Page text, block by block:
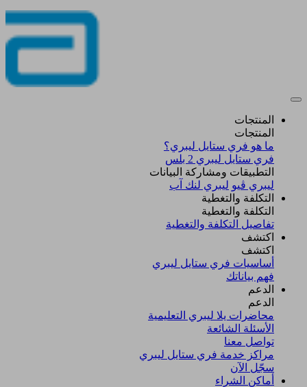
المنتجات
المنتجات
ما هو فري ستايل ليبري؟
فري ستايل ليبري 2 بلس​
التطبيقات ومشاركة البيانات
ليبري ڤيو ليبري لنك آب
التكلفة والتغطية
التكلفة والتغطية
تفاصيل التكلفة والتغطية
اكتشف​
اكتشف​
أساسيات فري ستايل ليبري
فهم بياناتك
الدعم
الدعم
محاضرات يلا ليبري التعليمية
الأسئلة الشائعة
تواصل معنا
مراكز خدمة فري ستايل ليبري
سجّل الآن​
أماكن الشراء